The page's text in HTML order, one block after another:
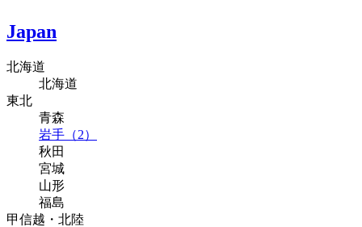
Japan
北海道
北海道
東北
青森
岩手（2）
秋田
宮城
山形
福島
甲信越・北陸